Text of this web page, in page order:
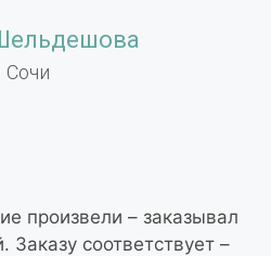
Сочи
произвели – заказывал
Заказу соответствует –